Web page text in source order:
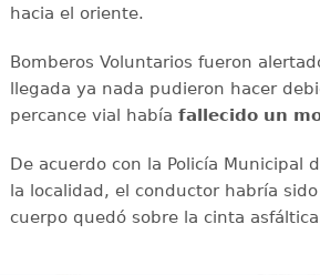
hacia el oriente.
Bomberos Voluntarios fueron
llegada ya nada pudieron hacer
percance vial había fallecido un
De acuerdo con la Policía Municipal
la localidad, el conductor habría sido
cuerpo quedó sobre la cinta